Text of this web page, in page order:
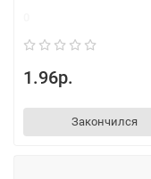
1.96р.
Закончился